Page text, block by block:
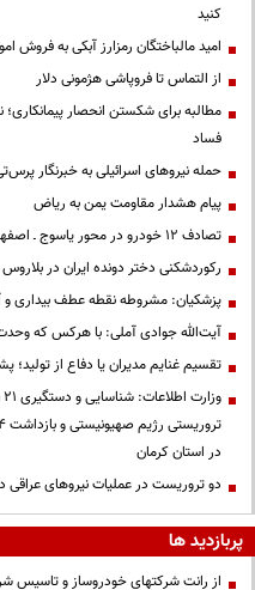
کنید
امید مالباختگان رمزارز آبکی به فروش
از التماس تا فروپاشی هژمونی دلار
مطالبه برای شکستن انحصار پیمانکاری؛
فساد
حمله نیروهای اسرائیلی به خبرنگار
پیام هشدار مقاومت یمن به ریاض
تصادف ۱۲ خودرو در محور یاسوج ـ اصفهان
رکوردشکنی دختر دونده ایران در بلاروس
پزشکیان: مشروطه نقطه عطف بیداری و
آیت‌الله جوادی آملی: با هرکس که وحدت
تقسیم غنایم مدیران یا دفاع از
در استان کرمان
دو تروریست در عملیات نیروهای عراقی
پربازدید ها
از رانت‌ شرکتهای خودروساز و تاسیس